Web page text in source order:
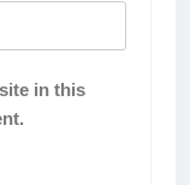
in this